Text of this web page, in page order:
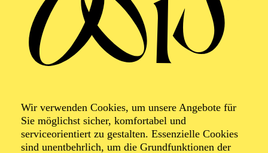
Wir verwenden Cookies, um unsere Angebote für
Sie möglichst sicher, komfortabel und
serviceorientiert zu gestalten. Essenzielle Cookies
sind unentbehrlich, um die Grundfunktionen der
Foto: Johan Sandberg